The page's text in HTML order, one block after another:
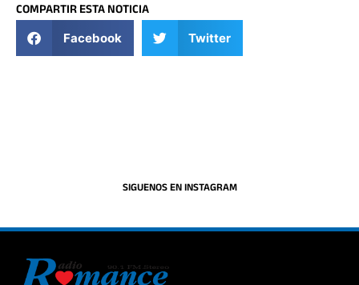
COMPARTIR ESTA NOTICIA
Facebook Twitter
SIGUENOS EN INSTAGRAM